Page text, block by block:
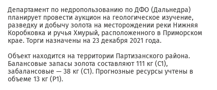
Департамент по недропользованию по ДФО (Дальнедра)
планирует провести аукцион на геологическое изучение,
разведку и добычу золота на месторождении реки Нижняя
Коробковка и ручья Хмурый, расположенного в Приморском
крае. Торги назначены на 23 декабря 2021 года.
Объект находится на территории Партизанского района.
Балансовые запасы золота составляют 111 кг (С1),
забалансовые — 38 кг (С1). Прогнозные ресурсы учтены в
объеме 13 кг (Р1).